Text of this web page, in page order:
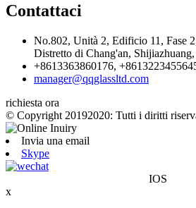
Contattaci
No.802, Unità 2, Edificio 11, Fase
Distretto di Chang'an,
+8613363860176,
manager@qqglassltd.com
richiesta ora
© Copyright 20192020: Tutti i diritti
Invia una email
Skype
IOS
x